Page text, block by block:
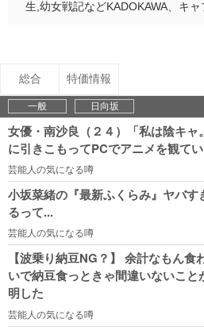
生,幼女戦記などKADOKAWA、キ
総合 特価情報
一般 日向坂
女優・南沙良（２４）「私は陰キ
に引きこもってPCでアニメを観てい
芸能人の気になる噂
小坂菜緒の『最新ふくらみ』ヤバ
るって...
芸能人の気になる噂
【波乗り納豆NG？】 余計なもん食
いで納豆食っときゃ間違いないこと
明した
芸能人の気になる噂